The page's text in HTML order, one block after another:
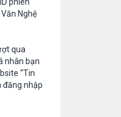
Nghệ
qua
nhân bạn
“Tin
đăng nhập